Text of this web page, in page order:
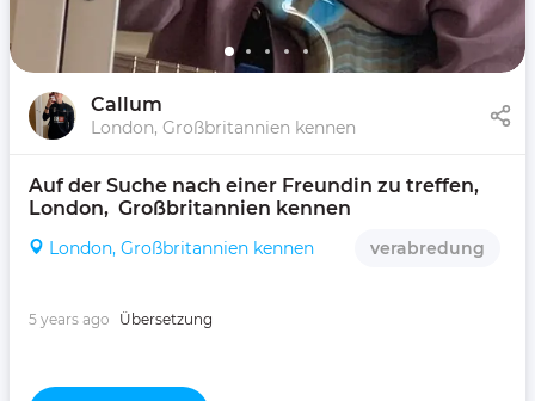
Callum
London, Großbritannien kennen
Auf der Suche nach einer Freundin zu treffen,
London,  Großbritannien kennen
London, Großbritannien kennen verabredung
5 years ago Übersetzung